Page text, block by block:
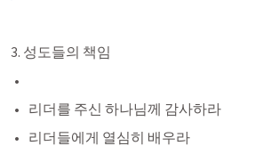
3. 성도들의 책임
리더를 주신 하나님께 감사하라
리더들에게 열심히 배우라